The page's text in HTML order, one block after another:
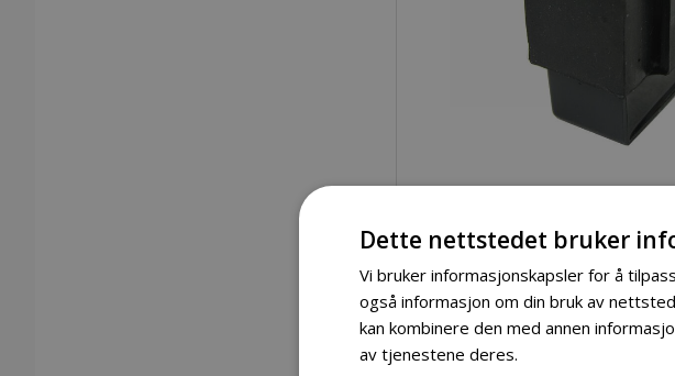
CDI Tennings
til
Dette nettstedet bruker
Vi bruker informasjonskapsler for å
også informasjon om din bruk av
kan kombinere den med annen
av tjenestene deres.